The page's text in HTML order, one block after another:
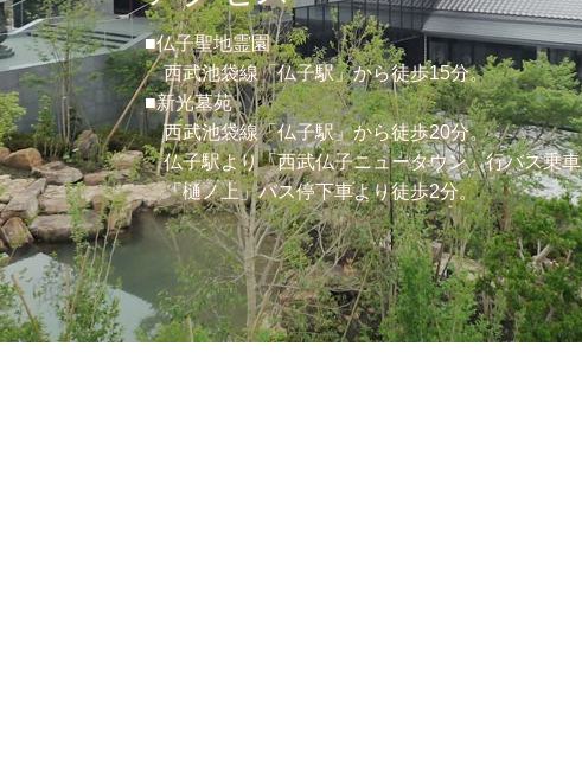
■仏子聖地霊園
西武池袋線「仏子駅」から徒歩15分。
■新光墓苑
西武池袋線「仏子駅」から徒歩20分。
仏子駅より「西武仏子ニュータウン」行バス乗車
「樋ノ上」バス停下車より徒歩2分。